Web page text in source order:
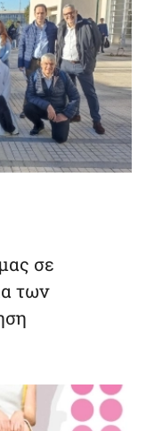
σε
των